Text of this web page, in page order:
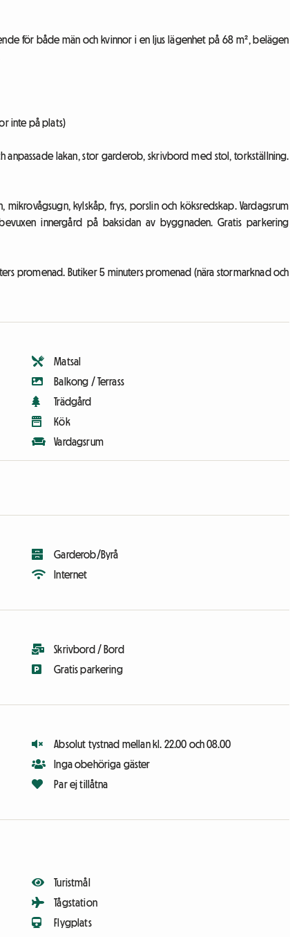
för både män och kvinnor i en ljus lägenhet på 68 m², belägen
inte på plats)
lakan, stor garderob, skrivbord med stol, torkställning.
kylskåp, frys, porslin och köksredskap. Vardagsrum
innergård på baksidan av byggnaden. Gratis parkering
promenad. Butiker 5 minuters promenad (nära stormarknad och
Matsal
Balkong / Terrass
Trädgård
Kök
Vardagsrum
Garderob/Byrå
Internet
Skrivbord / Bord
Gratis parkering
Absolut tystnad mellan kl. 22.00 och 08.00
Inga obehöriga gäster
Par ej tillåtna
Turistmål
Tågstation
Flygplats